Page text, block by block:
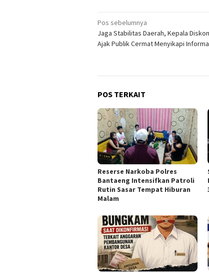
Navigasi
pos
Pos sebelumnya
Jaga Stabilitas Daerah, Kepala
Ajak Publik Cermat Menyikapi
POS TERKAIT
Reserse Narkoba Polres
Bantaeng Intensifkan Patroli
Rutin Sasar Tempat Hiburan
Malam